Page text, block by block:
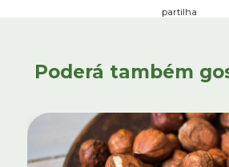
partilha
Poderá também